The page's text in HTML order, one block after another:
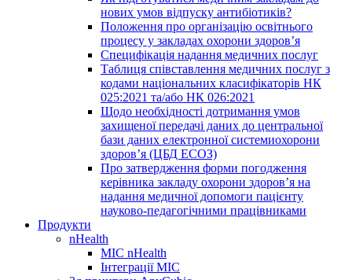
нових умов відпуску антибіотиків?
Положення про організацію освітнього
процесу у закладах охорони здоров’я
Специфікація надання медичних послуг
Таблиця співставлення медичних послуг з
кодами національних класифікаторів НК
025:2021 та/або НК 026:2021
Щодо необхідності дотримання умов
захищеної передачі даних до центральної
бази даних електронної системиохорони
здоров’я (ЦБД ЕСОЗ)
Про затвердження форми погодження
керівника закладу охорони здоров’я на
надання медичної допомоги пацієнту
науково-педагогічними працівниками
Продукти
nHealth
МІС nHealth
Інтеграції МІС